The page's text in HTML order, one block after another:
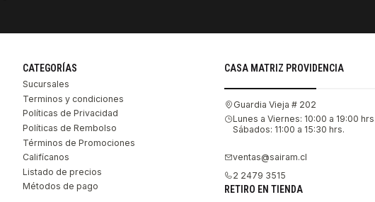
CATEGORÍAS
Sucursales
Terminos y condiciones
Políticas de Privacidad
Políticas de Rembolso
Términos de Promociones
Califícanos
Listado de precios
Métodos de pago
CASA MATRIZ PROVIDENCIA
Guardia Vieja # 202
Lunes a Viernes: 10:00 a 19:00
Sábados: 11:00 a 15:30 hrs.
ventas@sairam.cl
2 2479 3515
RETIRO EN TIENDA